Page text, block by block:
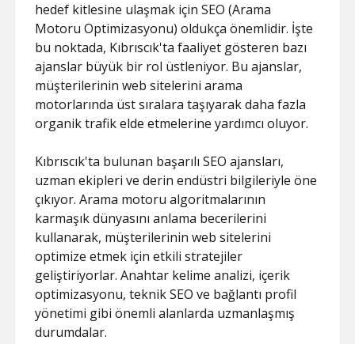
hedef kitlesine ulaşmak için SEO (Arama
Motoru Optimizasyonu) oldukça önemlidir. İşte
bu noktada, Kıbrıscık'ta faaliyet gösteren bazı
ajanslar büyük bir rol üstleniyor. Bu ajanslar,
müşterilerinin web sitelerini arama
motorlarında üst sıralara taşıyarak daha fazla
organik trafik elde etmelerine yardımcı oluyor.
Kıbrıscık'ta bulunan başarılı SEO ajansları,
uzman ekipleri ve derin endüstri bilgileriyle öne
çıkıyor. Arama motoru algoritmalarının
karmaşık dünyasını anlama becerilerini
kullanarak, müşterilerinin web sitelerini
optimize etmek için etkili stratejiler
geliştiriyorlar. Anahtar kelime analizi, içerik
optimizasyonu, teknik SEO ve bağlantı profil
yönetimi gibi önemli alanlarda uzmanlaşmış
durumdalar.